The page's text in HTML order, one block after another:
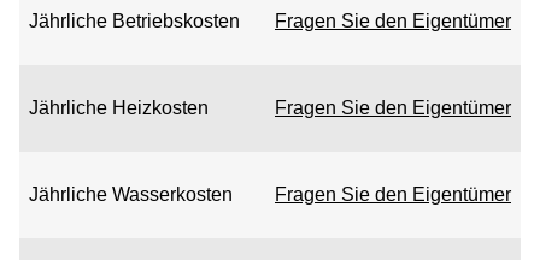
Jährliche Betriebskosten Fragen Sie den Eigentümer
Jährliche Heizkosten Fragen Sie den Eigentümer
Jährliche Wasserkosten Fragen Sie den Eigentümer